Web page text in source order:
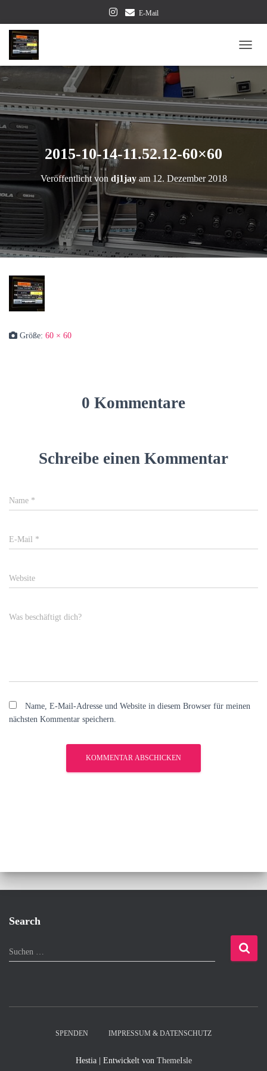
E-Mail
2015-10-14-11.52.12-60×60
Veröffentlicht von dj1jayam 12. Dezember 2018
Größe: 60 × 60
0 Kommentare
Schreibe einen Kommentar
Name *
E-Mail *
Website
Was beschäftigt dich?
Name, E-Mail-Adresse und Website in diesem Browser für meinen
nächsten Kommentar speichern.
Search
S
u
Suchen …
SPENDEN IMPRESSUM & DATENSCHUTZ
Hestia | Entwickelt von ThemeIsle